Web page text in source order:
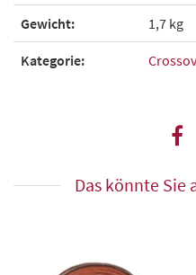
Gewicht: 1,7 kg
Kategorie:
Das könnte Sie